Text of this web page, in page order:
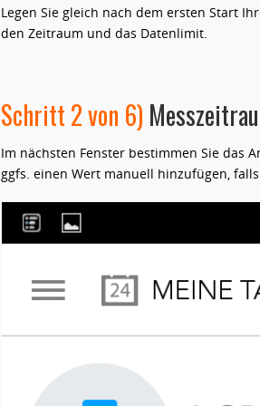
Legen Sie gleich nach dem ersten Start
den Zeitraum und das Datenlimit.
Schritt 2 von 6)
Im nächsten Fenster bestimmen Sie das
ggfs. einen Wert manuell hinzufügen,